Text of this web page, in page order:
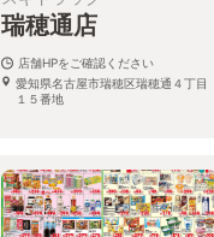
瑞穂通店
店舗HPをご確認ください
愛知県名古屋市瑞穂区瑞穂通４丁目
１５番地